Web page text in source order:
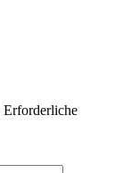
Erforderliche